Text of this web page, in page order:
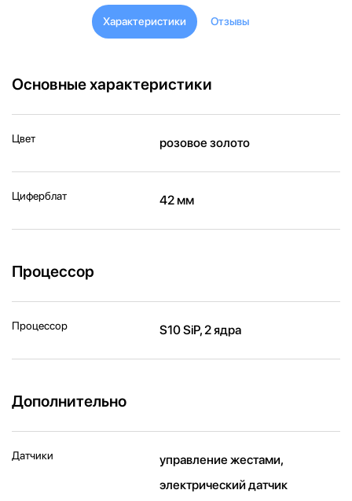
Характеристики Отзывы
Основные характеристики
Цвет розовое золото
Циферблат 42 мм
Процессор
Процессор S10 SiP, 2 ядра
Дополнительно
Датчики
управление жестами,
электрический датчик